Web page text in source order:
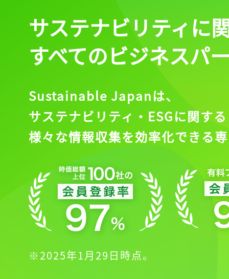
サステナビリティに
すべてのビジネスパ
Sustainable Japanは、
サステナビリティ・ESGに関する
様々な情報収集を効率化できる
※2025年1月29日時点。